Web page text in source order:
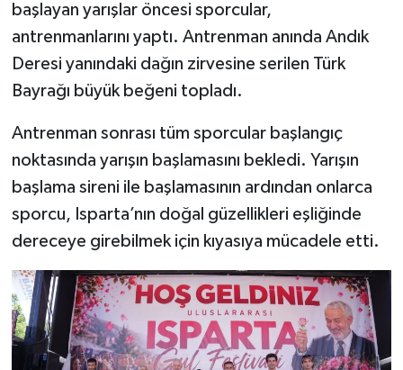
başlayan yarışlar öncesi sporcular,
antrenmanlarını yaptı. Antrenman anında Andık
Deresi yanındaki dağın zirvesine serilen Türk
Bayrağı büyük beğeni topladı.
Antrenman sonrası tüm sporcular başlangıç
noktasında yarışın başlamasını bekledi. Yarışın
başlama sireni ile başlamasının ardından onlarca
sporcu, Isparta’nın doğal güzellikleri eşliğinde
dereceye girebilmek için kıyasıya mücadele etti.